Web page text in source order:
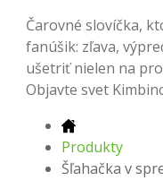
Čarovné slovíčka,
fanúšik: zľava,
ušetriť nielen na
Objavte svet
Produkty
Šľahačka v